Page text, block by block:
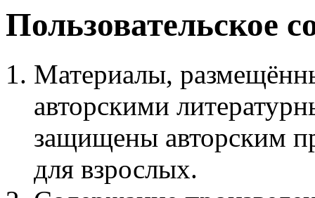
Пользовательское
Материалы,
авторскими
защищены авторским
для взрослых.